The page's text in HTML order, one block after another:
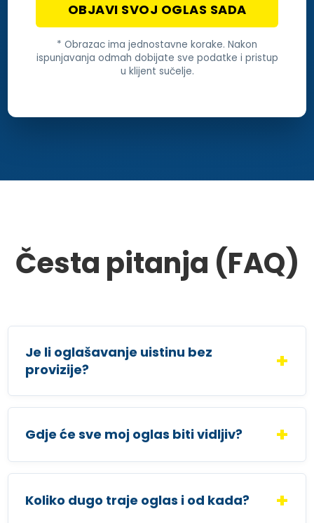
OBJAVI SVOJ OGLAS SADA
* Obrazac ima jednostavne korake. Nakon
ispunjavanja odmah dobijate sve podatke i pristup
u klijent sučelje.
Česta pitanja (FAQ)
Je li oglašavanje uistinu bez
provizije?
Gdje će sve moj oglas biti vidljiv?
Koliko dugo traje oglas i od kada?